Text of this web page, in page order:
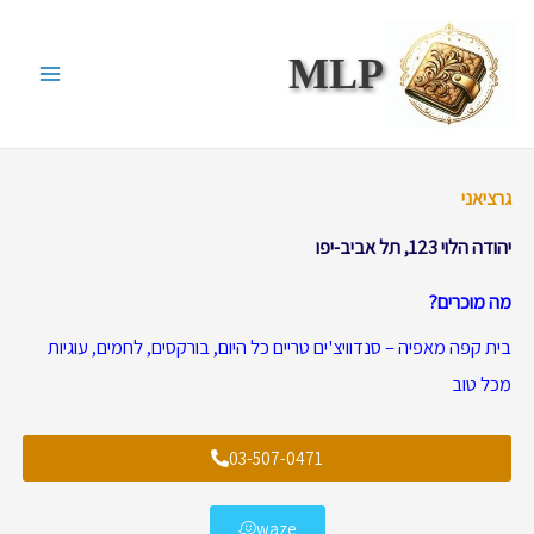
לתוכן
MLP
גרציאני
יהודה הלוי 123, תל אביב-יפו
מה מוכרים?
בית קפה מאפיה – סנדוויצ'ים טריים כל היום, בורקסים, לחמים, עוגיות
מכל טוב
03-507-0471
waze